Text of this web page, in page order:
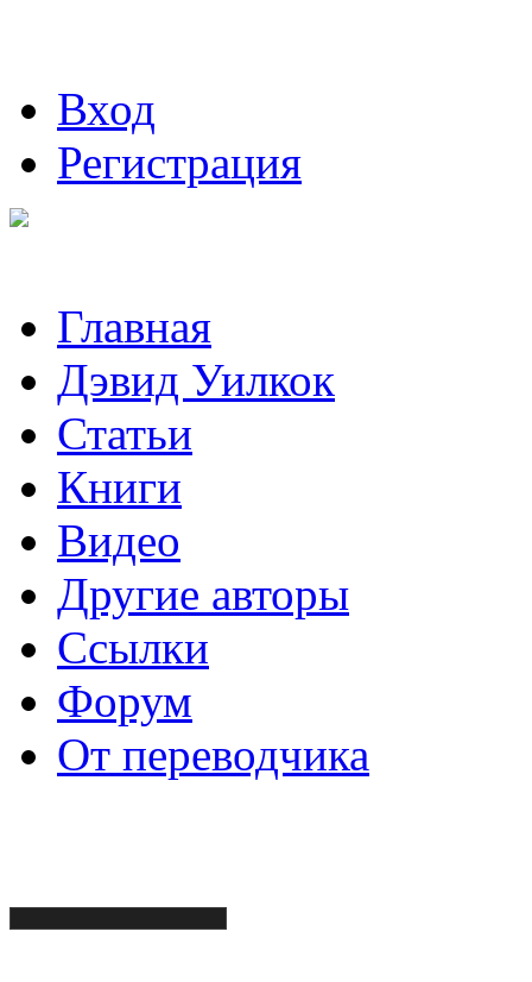
Вход
Регистрация
Главная
Дэвид Уилкок
Статьи
Книги
Видео
Другие авторы
Ссылки
Форум
От переводчика